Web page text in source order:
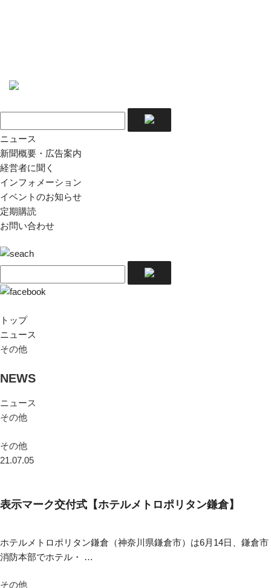
ニュース
新聞概要・広告案内
経営者に聞く
インフォメーション
イベントのお知らせ
定期購読
お問い合わせ
トップ
ニュース
その他
NEWS
ニュース
その他
その他
21.07.05
表示マーク交付式【ホテルメトロポリタン鎌倉】
ホテルメトロポリタン鎌倉（神奈川県鎌倉市）は6月14日、鎌倉市
消防本部でホテル・ …
その他